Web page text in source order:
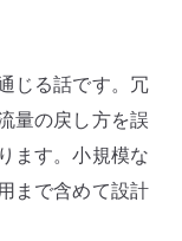
じる話です。冗
量の戻し方を誤
ます。小規模な
まで含めて設計